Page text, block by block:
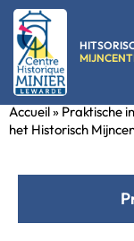
Accueil» Praktische
het Historisch